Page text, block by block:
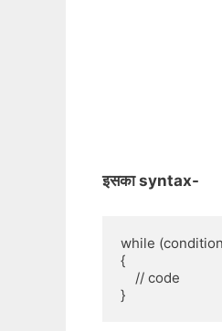
इसका syntax-
while
{
// code